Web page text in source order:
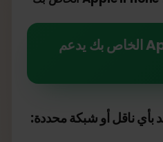
Apple iPhone 11 الخاص بك يدعم
بأي ناقل أو شبكة محددة: